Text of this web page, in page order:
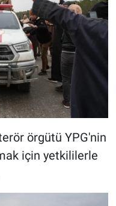
örgütü YPG'nin
için yetkililerle